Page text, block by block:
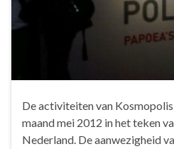
De activiteiten van
maand mei 2012 in het teken
Nederland. De aanwezigheid